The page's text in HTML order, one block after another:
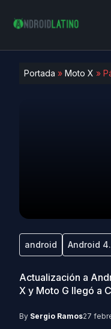
Portada » Moto X »
android Android
Actualización a
X y Moto G llegó a
By Sergio Ramos27